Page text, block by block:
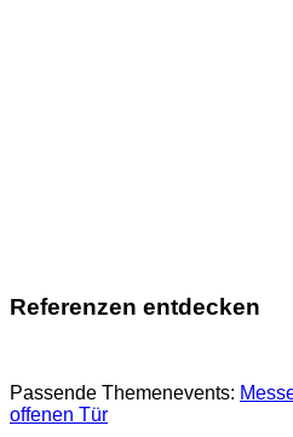
Referenzen entdecken
Passende Themenevents:
offenen Tür